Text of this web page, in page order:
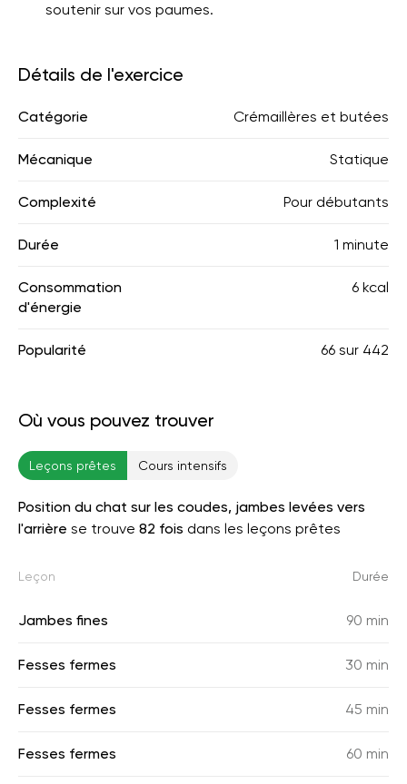
soutenir sur vos paumes.
Détails de l'exercice
Catégorie Crémaillères et butées
Mécanique Statique
Complexité Pour débutants
Durée 1 minute
Consommation
d'énergie
6 kcal
Popularité 66 sur 442
Où vous pouvez trouver
Leçons prêtes Cours intensifs
Position du chat sur les coudes, jambes levées vers
l'arrière se trouve 82 fois dans les leçons prêtes
Leçon Durée
Jambes fines 90 min
Fesses fermes 30 min
Fesses fermes 45 min
Fesses fermes 60 min